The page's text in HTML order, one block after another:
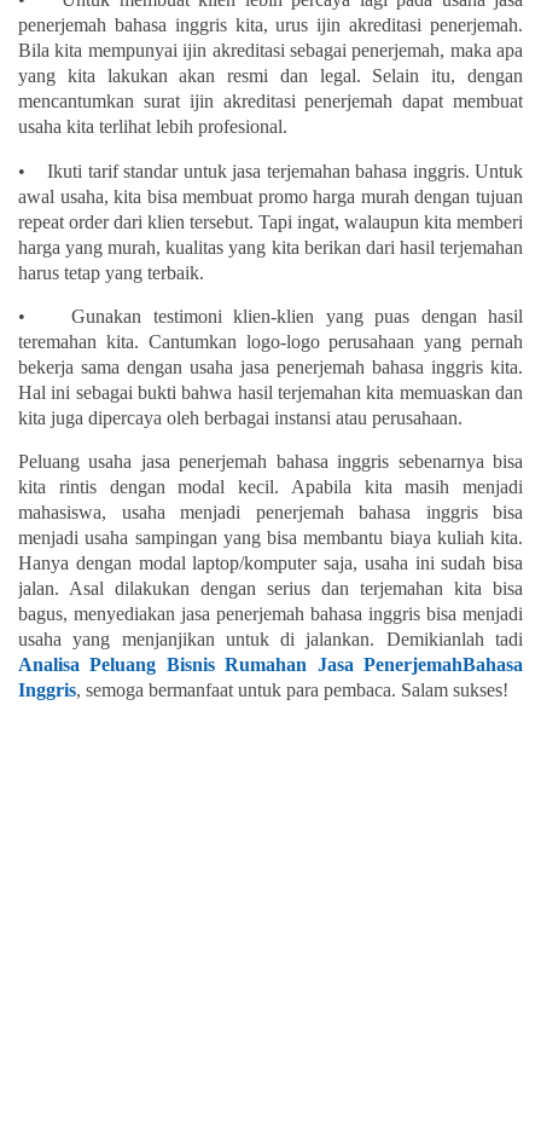
penerjemah bahasa inggris kita, urus ijin akreditasi penerjemah.
Bila kita mempunyai ijin akreditasi sebagai penerjemah, maka apa
yang kita lakukan akan resmi dan legal. Selain itu, dengan
mencantumkan surat ijin akreditasi penerjemah dapat membuat
usaha kita terlihat lebih profesional.
• Ikuti tarif standar untuk jasa terjemahan bahasa inggris. Untuk
awal usaha, kita bisa membuat promo harga murah dengan tujuan
repeat order dari klien tersebut. Tapi ingat, walaupun kita memberi
harga yang murah, kualitas yang kita berikan dari hasil terjemahan
harus tetap yang terbaik.
• Gunakan testimoni klien-klien yang puas dengan hasil
teremahan kita. Cantumkan logo-logo perusahaan yang pernah
bekerja sama dengan usaha jasa penerjemah bahasa inggris kita.
Hal ini sebagai bukti bahwa hasil terjemahan kita memuaskan dan
kita juga dipercaya oleh berbagai instansi atau perusahaan.
Peluang usaha jasa penerjemah bahasa inggris sebenarnya bisa
kita rintis dengan modal kecil. Apabila kita masih menjadi
mahasiswa, usaha menjadi penerjemah bahasa inggris bisa
menjadi usaha sampingan yang bisa membantu biaya kuliah kita.
Hanya dengan modal laptop/komputer saja, usaha ini sudah bisa
jalan. Asal dilakukan dengan serius dan terjemahan kita bisa
bagus, menyediakan jasa penerjemah bahasa inggris bisa menjadi
usaha yang menjanjikan untuk di jalankan. Demikianlah tadi
Analisa Peluang Bisnis Rumahan Jasa PenerjemahBahasa
Inggris, semoga bermanfaat untuk para pembaca. Salam sukses!